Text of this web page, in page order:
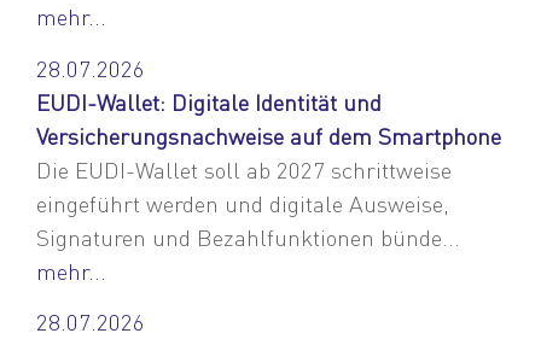
mehr...
28.07.2026
EUDI-Wallet: Digitale Identität und
Versicherungsnachweise auf dem Smartphone
Die EUDI-Wallet soll ab 2027 schrittweise
eingeführt werden und digitale Ausweise,
Signaturen und Bezahlfunktionen bünde...
mehr...
28.07.2026